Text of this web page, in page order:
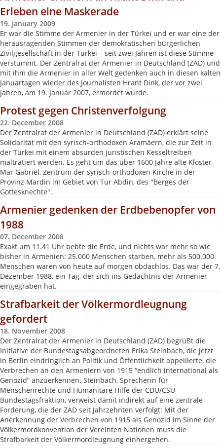
Erleben eine Maskerade
19. January 2009
Er war die Stimme der Armenier in der Türkei und er war eine der
herausragenden Stimmen der demokratischen bürgerlichen
Zivilgesellschaft in der Türkei – seit zwei Jahren ist diese Stimme
verstummt. Der Zentralrat der Armenier in Deutschland (ZAD) und
mit ihm die Armenier in aller Welt gedenken auch in diesen kalten
Januartagen wieder des Journalisten Hrant Dink, der vor zwei
Jahren, am 19. Januar 2007, ermordet wurde.
Protest gegen Christenverfolgung
22. December 2008
Der Zentralrat der Armenier in Deutschland (ZAD) erklärt seine
Solidarität mit den syrisch-orthodoxen Aramäern, die zur Zeit in
der Türkei mit einem absurden juristischen Kesseltreiben
malträtiert werden. Es geht um das über 1600 Jahre alte Kloster
Mar Gabriel, Zentrum der syrisch-orthodoxen Kirche in der
Provinz Mardin im Gebiet von Tur Abdin, des "Berges der
Gottesknechte".
Armenier gedenken der Erdbebenopfer von
1988
07. December 2008
Exakt um 11.41 Uhr bebte die Erde, und nichts war mehr so wie
bisher in Armenien: 25.000 Menschen starben, mehr als 500.000
Menschen waren von heute auf morgen obdachlos. Das war der 7.
Dezember 1988, ein Tag, der sich ins Gedächtnis der Armenier
eingegraben hat.
Strafbarkeit der Völkermordleugnung
gefordert
18. November 2008
Der Zentralrat der Armenier in Deutschland (ZAD) begrüßt die
Initiative der Bundestagsabgeordneten Erika Steinbach, die jetzt
in Berlin eindringlich an Politik und Öffentlichkeit appellierte, die
Verbrechen an den Armeniern von 1915 “endlich international als
Genozid” anzuerkennen. Steinbach, Sprecherin für
Menschenrechte und Humanitäre Hilfe der CDU/CSU-
Bundestagsfraktion, verweist damit indirekt auf eine zentrale
Forderung, die der ZAD seit Jahrzehnten verfolgt: Mit der
Anerkennung der Verbrechen von 1915 als Genozid im Sinne der
Völkermordkonvention der Vereinten Nationen muss die
Strafbarkeit der Völkermordleugnung einhergehen.